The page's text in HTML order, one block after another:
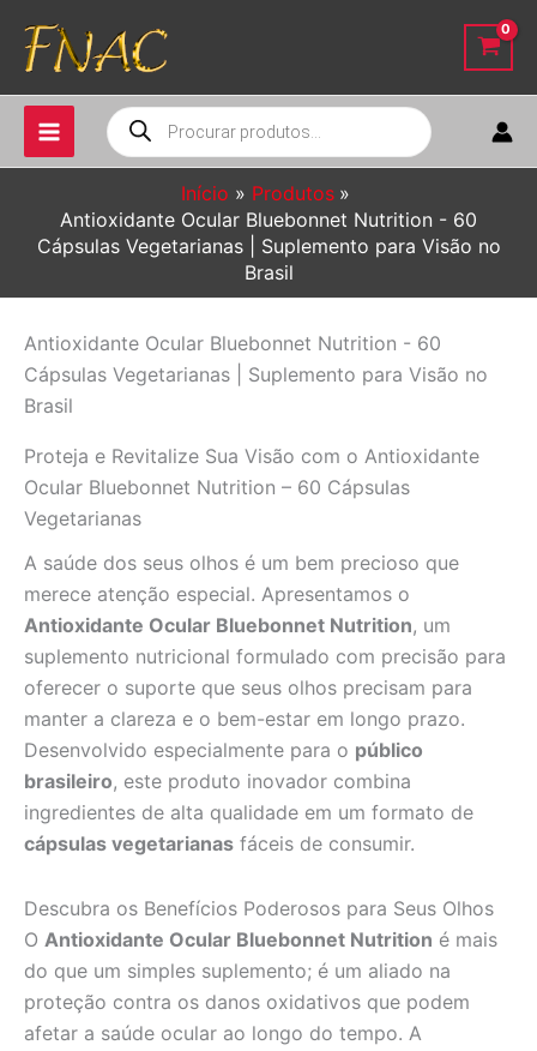
para
conteúdo
Pesquisar
produtos
Início
Produtos
Antioxidante Ocular Bluebonnet Nutrition - 60
Cápsulas Vegetarianas | Suplemento para Visão no
Brasil
Antioxidante Ocular Bluebonnet Nutrition - 60
Cápsulas Vegetarianas | Suplemento para Visão no
Brasil
Proteja e Revitalize Sua Visão com o Antioxidante
Ocular Bluebonnet Nutrition – 60 Cápsulas
Vegetarianas
A saúde dos seus olhos é um bem precioso que
merece atenção especial. Apresentamos o
Antioxidante Ocular Bluebonnet Nutrition, um
suplemento nutricional formulado com precisão para
oferecer o suporte que seus olhos precisam para
manter a clareza e o bem-estar em longo prazo.
Desenvolvido especialmente para o público
brasileiro, este produto inovador combina
ingredientes de alta qualidade em um formato de
cápsulas vegetarianas fáceis de consumir.
Descubra os Benefícios Poderosos para Seus Olhos
O Antioxidante Ocular Bluebonnet Nutrition é mais
do que um simples suplemento; é um aliado na
proteção contra os danos oxidativos que podem
afetar a saúde ocular ao longo do tempo. A